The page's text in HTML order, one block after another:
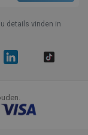
details vinden in